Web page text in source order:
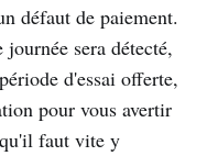
défaut de paiement.
sera détecté,
d'essai offerte,
pour vous avertir
faut vite y